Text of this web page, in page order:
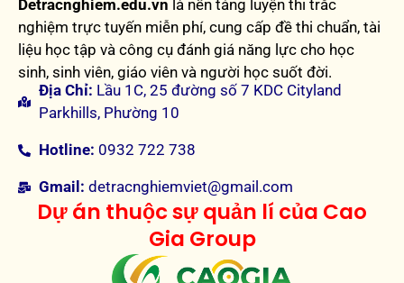
Detracnghiem.edu.vn là nền tảng luyện thi trắc
nghiệm trực tuyến miễn phí, cung cấp đề thi chuẩn, tài
liệu học tập và công cụ đánh giá năng lực cho học
sinh, sinh viên, giáo viên và người học suốt đời.
Địa Chỉ: Lầu 1C, 25 đường số 7 KDC Cityland
Parkhills, Phường 10
Hotline: 0932 722 738
Gmail: detracnghiemviet@gmail.com
Dự án thuộc sự quản lí của Cao
Gia Group